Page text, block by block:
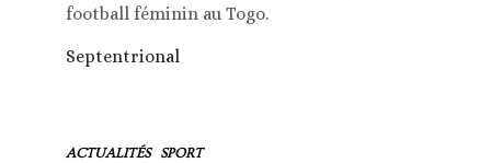
football féminin au Togo.
Septentrional
ACTUALITÉS SPORT